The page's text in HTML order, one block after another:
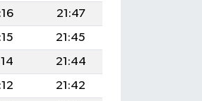
21:47
21:45
21:44
21:42